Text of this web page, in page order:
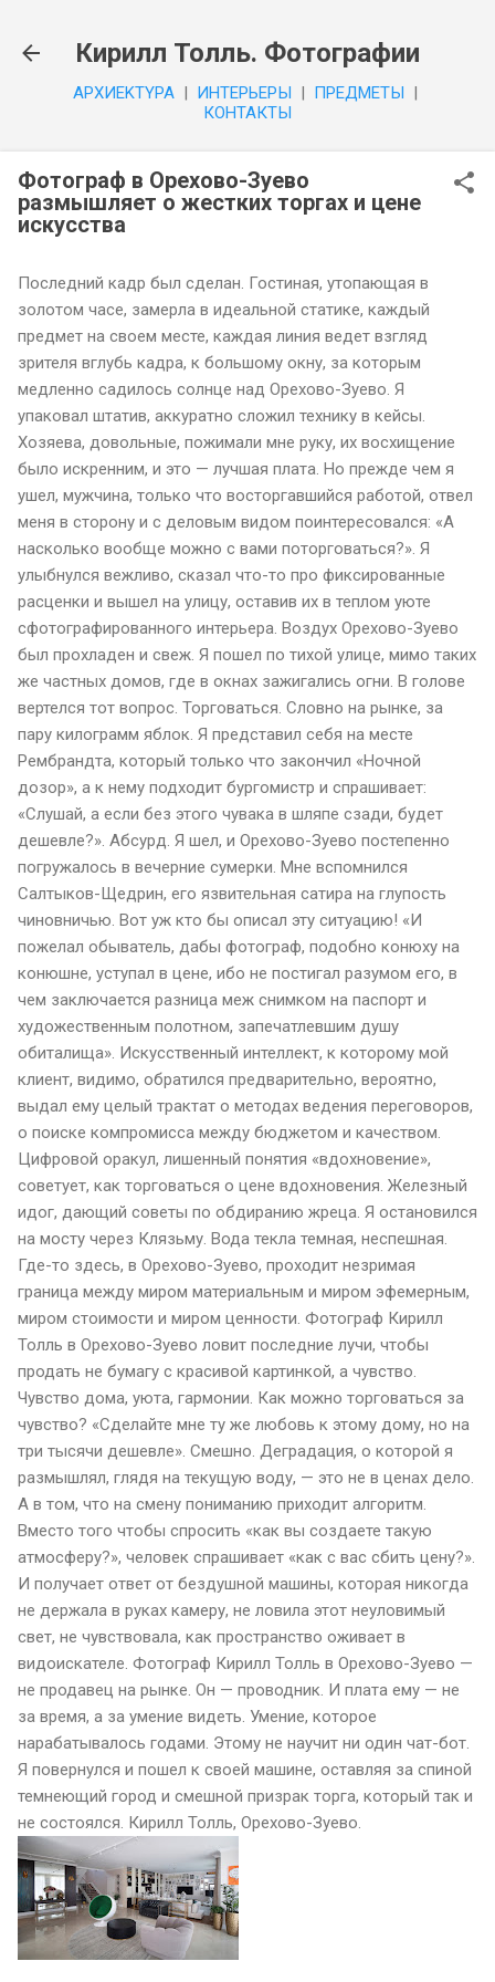
Кирилл Толль. Фотографии
APXИEKTYPA | ИHTEPЬEPЫ | ПPEДMETЫ |
КОНТАКТЫ
Фотограф в Орехово-Зуево
размышляет о жестких торгах и цене
искусства
Последний кадр был сделан. Гостиная, утопающая в
золотом часе, замерла в идеальной статике, каждый
предмет на своем месте, каждая линия ведет взгляд
зрителя вглубь кадра, к большому окну, за которым
медленно садилось солнце над Орехово-Зуево. Я
упаковал штатив, аккуратно сложил технику в кейсы.
Хозяева, довольные, пожимали мне руку, их восхищение
было искренним, и это — лучшая плата. Но прежде чем я
ушел, мужчина, только что восторгавшийся работой, отвел
меня в сторону и с деловым видом поинтересовался: «А
насколько вообще можно с вами поторговаться?». Я
улыбнулся вежливо, сказал что-то про фиксированные
расценки и вышел на улицу, оставив их в теплом уюте
сфотографированного интерьера. Воздух Орехово-Зуево
был прохладен и свеж. Я пошел по тихой улице, мимо таких
же частных домов, где в окнах зажигались огни. В голове
вертелся тот вопрос. Торговаться. Словно на рынке, за
пару килограмм яблок. Я представил себя на месте
Рембрандта, который только что закончил «Ночной
дозор», а к нему подходит бургомистр и спрашивает:
«Слушай, а если без этого чувака в шляпе сзади, будет
дешевле?». Абсурд. Я шел, и Орехово-Зуево постепенно
погружалось в вечерние сумерки. Мне вспомнился
Салтыков-Щедрин, его язвительная сатира на глупость
чиновничью. Вот уж кто бы описал эту ситуацию! «И
пожелал обыватель, дабы фотограф, подобно конюху на
конюшне, уступал в цене, ибо не постигал разумом его, в
чем заключается разница меж снимком на паспорт и
художественным полотном, запечатлевшим душу
обиталища». Искусственный интеллект, к которому мой
клиент, видимо, обратился предварительно, вероятно,
выдал ему целый трактат о методах ведения переговоров,
о поиске компромисса между бюджетом и качеством.
Цифровой оракул, лишенный понятия «вдохновение»,
советует, как торговаться о цене вдохновения. Железный
идог, дающий советы по обдиранию жреца. Я остановился
на мосту через Клязьму. Вода текла темная, неспешная.
Где-то здесь, в Орехово-Зуево, проходит незримая
граница между миром материальным и миром эфемерным,
миром стоимости и миром ценности. Фотограф Кирилл
Толль в Орехово-Зуево ловит последние лучи, чтобы
продать не бумагу с красивой картинкой, а чувство.
Чувство дома, уюта, гармонии. Как можно торговаться за
чувство? «Сделайте мне ту же любовь к этому дому, но на
три тысячи дешевле». Смешно. Деградация, о которой я
размышлял, глядя на текущую воду, — это не в ценах дело.
А в том, что на смену пониманию приходит алгоритм.
Вместо того чтобы спросить «как вы создаете такую
атмосферу?», человек спрашивает «как с вас сбить цену?».
И получает ответ от бездушной машины, которая никогда
не держала в руках камеру, не ловила этот неуловимый
свет, не чувствовала, как пространство оживает в
видоискателе. Фотограф Кирилл Толль в Орехово-Зуево —
не продавец на рынке. Он — проводник. И плата ему — не
за время, а за умение видеть. Умение, которое
нарабатывалось годами. Этому не научит ни один чат-бот.
Я повернулся и пошел к своей машине, оставляя за спиной
темнеющий город и смешной призрак торга, который так и
не состоялся. Кирилл Толль, Орехово-Зуево.